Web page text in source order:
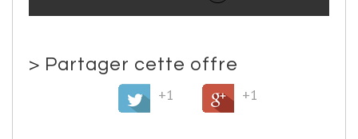
> Partager cette offre
+1
+1